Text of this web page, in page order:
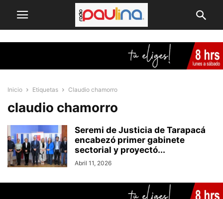
Inicio Etiquetas Claudio chamorro
claudio chamorro
Seremi de Justicia de Tarapacá
encabezó primer gabinete
sectorial y proyectó...
Abril 11, 2026